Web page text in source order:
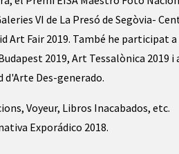
VI de La Presó de Segòvia-
Art Fair 2019. També he participat a
2019, Art Tessalònica 2019 i
d'Arte Des-generado.
Voyeur, Libros Inacabados, etc.
Exporádico 2018.